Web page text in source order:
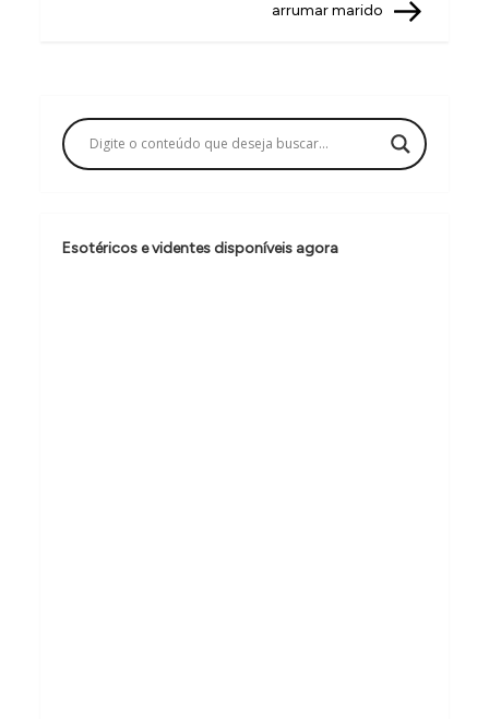
ç
ã
d
arrumar marido
Esotéricos e videntes disponíveis agora